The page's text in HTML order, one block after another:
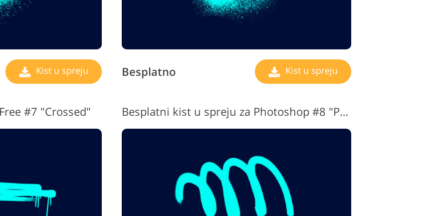
Kist u spreju Besplatno Kist u spreju
#7 "Crossed" Besplatni kist u spreju za Photoshop #8 "Patterns"